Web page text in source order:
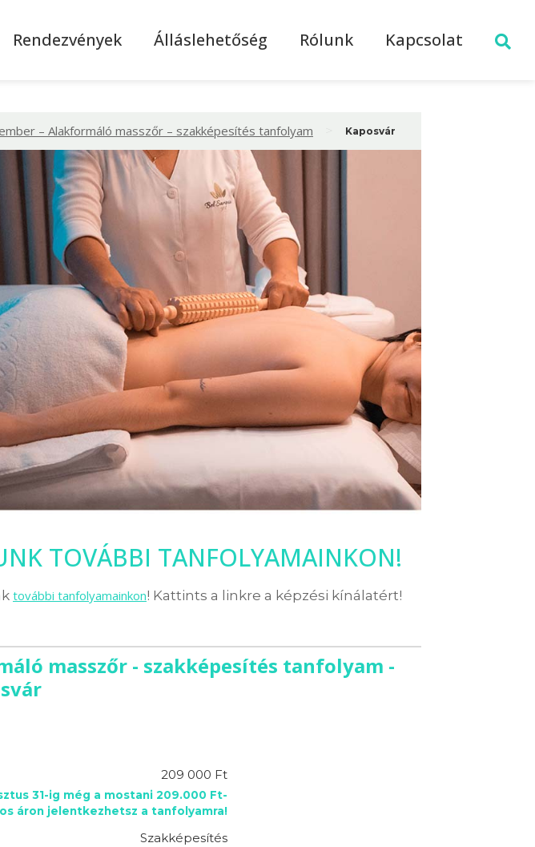
Rendezvények Álláslehetőség Rólunk Kapcsolat
– Alakformáló masszőr – szakképesítés tanfolyam Kaposvár
TOVÁBBI TANFOLYAMAINKON!
további tanfolyamainkon! Kattints a linkre a képzési kínálatért!
masszőr - szakképesítés tanfolyam -
209 000 Ft
31-ig még a mostani 209.000 Ft-
os áron jelentkezhetsz a tanfolyamra!
Szakképesítés